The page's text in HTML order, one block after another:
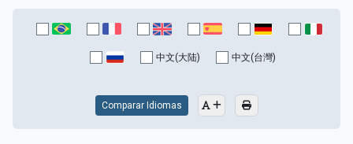
中文(大陆) 中文(台灣)
Comparar Idiomas